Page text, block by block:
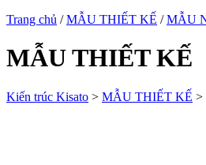
Trang chủ /MẪU THIẾT KẾ /MẪU
MẪU THIẾT KẾ
Kiến trúc Kisato > MẪU THIẾT KẾ >